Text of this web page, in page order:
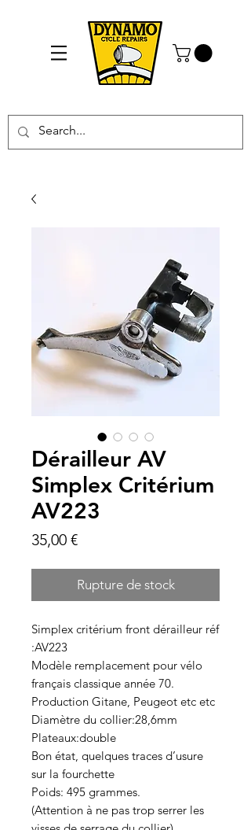
Dérailleur AV
Simplex Critérium
AV223
35,00 €Prix
Rupture de stock
Simplex critérium front dérailleur réf
:AV223
Modèle remplacement pour vélo
français classique année 70.
Production Gitane, Peugeot etc etc
Diamètre du collier:28,6mm
Plateaux:double
Bon état, quelques traces d’usure
sur la fourchette
Poids: 495 grammes.
(Attention à ne pas trop serrer les